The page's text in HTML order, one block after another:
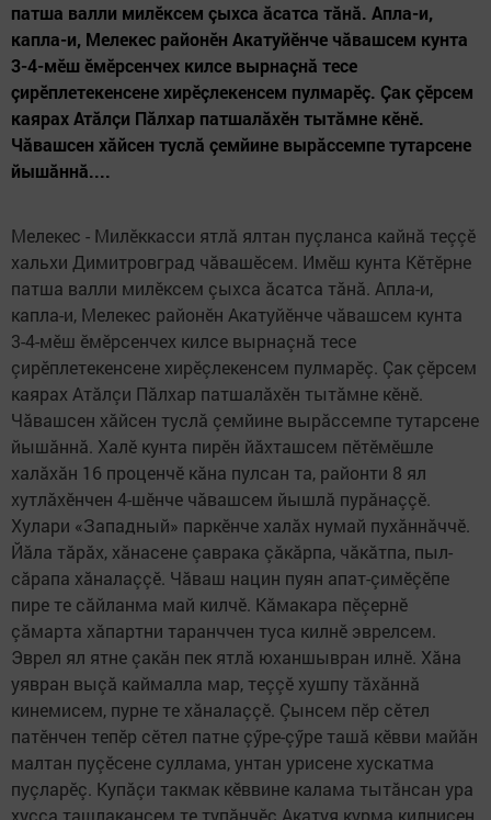
патша валли милӗксем çыхса ăсатса тăнă. Апла-и,
капла-и, Мелекес районӗн Акатуйӗнче чăвашсем кунта
3-4-мӗш ӗмӗрсенчех килсе вырнаçнă тесе
çирӗплетекенсене хирӗçлекенсем пулмарӗç. Çак çӗрсем
каярах Атăлçи Пăлхар патшалăхӗн тытăмне кӗнӗ.
Чăвашсен хăйсен туслă çемйине вырăссемпе тутарсене
йышăннă....
Мелекес - Милӗккасси ятлă ялтан пуçланса кайнă теççӗ
хальхи Димитровград чăвашӗсем. Имӗш кунта Кӗтӗрне
патша валли милӗксем çыхса ăсатса тăнă. Апла-и,
капла-и, Мелекес районӗн Акатуйӗнче чăвашсем кунта
3-4-мӗш ӗмӗрсенчех килсе вырнаçнă тесе
çирӗплетекенсене хирӗçлекенсем пулмарӗç. Çак çӗрсем
каярах Атăлçи Пăлхар патшалăхӗн тытăмне кӗнӗ.
Чăвашсен хăйсен туслă çемйине вырăссемпе тутарсене
йышăннă. Халӗ кунта пирӗн йăхташсем пӗтӗмӗшле
халăхăн 16 проценчӗ кăна пулсан та, районти 8 ял
хутлăхӗнчен 4-шӗнче чăвашсем йышлă пурăнаççӗ.
Хулари «Западный» паркӗнче халăх нумай пухăннăччӗ.
Йăла тăрăх, хăнасене çаврака çăкăрпа, чăкăтпа, пыл-
сăрапа хăналаççӗ. Чăваш нацин пуян апат-çимӗçӗпе
пире те сăйланма май килчӗ. Кăмакара пӗçернӗ
çăмарта хăпартни таранччен туса килнӗ эврелсем.
Эврел ял ятне çакăн пек ятлă юханшывран илнӗ. Хăна
уявран выçă каймалла мар, теççӗ хушпу тăхăннă
кинемисем, пурне те хăналаççӗ. Çынсем пӗр сӗтел
патӗнчен тепӗр сӗтел патне çӳре-çӳре ташă кӗвви майăн
малтан пуçӗсене суллама, унтан урисене хускатма
пуçларӗç. Купăçи такмак кӗввине калама тытăнсан ура